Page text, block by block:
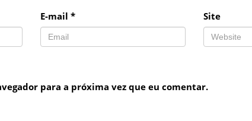
E-mail * Site
para a próxima vez que eu comentar.